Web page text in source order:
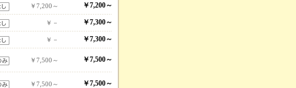
￥7,200～ ￥7,200～
￥－ ￥7,300～
￥－
￥7,300～
￥7,500～ ￥7,500～
￥7,500～ ￥7,500～